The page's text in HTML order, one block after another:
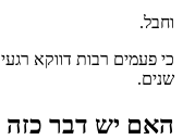
וחבל.
כי פעמים רבות דווקא
שנים.
האם יש דבר